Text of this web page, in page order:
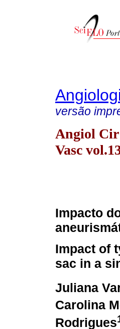
versão
Angiol Cir
Vasc
Impacto
Impact of
sac in a
Juliana
Carolina
Rodrigues